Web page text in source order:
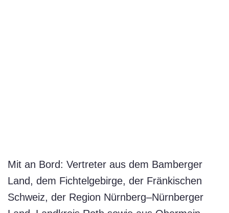
Mit an Bord: Vertreter aus dem Bamberger
Land, dem Fichtelgebirge, der Fränkischen
Schweiz, der Region Nürnberg–Nürnberger